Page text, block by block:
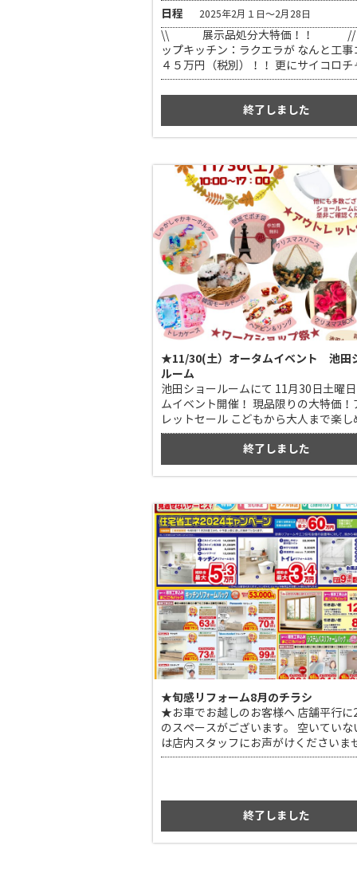
日程
2025年2月１日～2月28日
\\ 展示品処分大特価！！ //
ップキッチン：ラクエラが なんと工事
４５万円（税別）！！ 更にサイコロチ
有り！ その他 ガスコンロの展示品販
ざいます！ 茨木高槻ショールームに
★お車でお越しのお客様へ 店舗平行に
のスペースがございます。 空いていな
は店内スタッフにお声がけくださいま
終了しました
★11/30(土）オータムイベント 池田
ルーム
池田ショールームにて 11月30日土曜
ムイベント開催！ 現品限りの大特価！
レットセール こどもから大人まで楽し
彩なワークショップ 2025年はハンド
チ袋！無料作成コーナーもございます
受付中！ 080-3836-7502 池田ショー
へ是非遊びに来てください お待ちして
終了しました
★旬感リフォーム8月のチラシ
★お車でお越しのお客様へ 店舗平行に
のスペースがございます。 空いていな
は店内スタッフにお声がけくださいま
社駐車場をご案内いたします。
終了しました